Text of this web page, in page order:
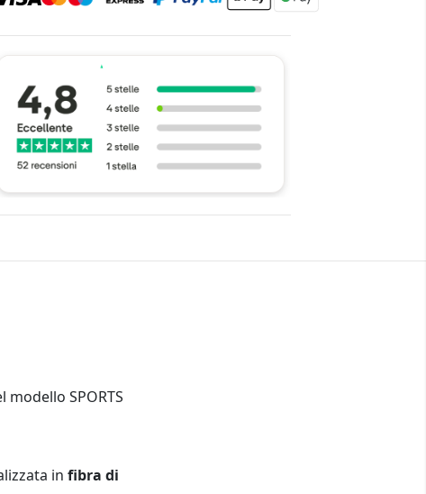
modello SPORTS
in fibra di